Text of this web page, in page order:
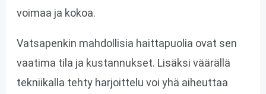
voimaa ja kokoa.
Vatsapenkin mahdollisia haittapuolia ovat sen
vaatima tila ja kustannukset. Lisäksi väärällä
tekniikalla tehty harjoittelu voi yhä aiheuttaa